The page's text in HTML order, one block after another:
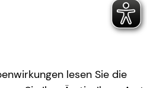
lesen Sie die